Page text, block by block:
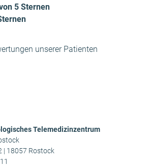
5 Sternen
unserer Patienten
Telemedizinzentrum
| 18057 Rostock